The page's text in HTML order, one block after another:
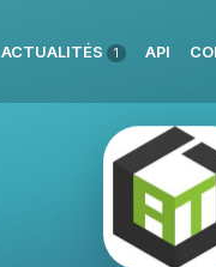
ACTUALITÉS 1 API